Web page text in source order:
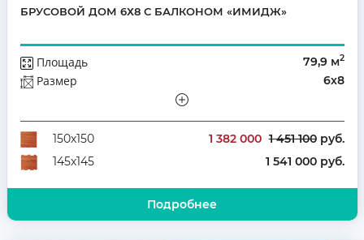
БРУСОВОЙ ДОМ 6Х8 С БАЛКОНОМ «ИМИДЖ»
Площадь 79,9 м2
Размер 6х8
Количество комнат
3
150х150
1 382 000 1 451 100руб.
145х145
1 541 000 руб.
Подробнее